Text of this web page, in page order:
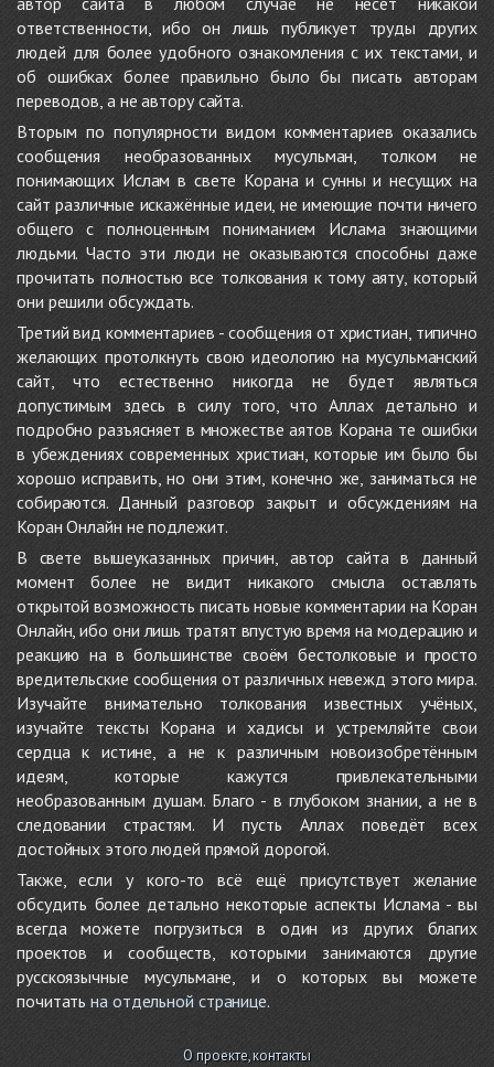
ответственности, ибо он лишь публикует труды других
людей для более удобного ознакомления с их текстами, и
об ошибках более правильно было бы писать авторам
переводов, а не автору сайта.
Вторым по популярности видом комментариев оказались
сообщения необразованных мусульман, толком не
понимающих Ислам в свете Корана и сунны и несущих на
сайт различные искажённые идеи, не имеющие почти ничего
общего с полноценным пониманием Ислама знающими
людьми. Часто эти люди не оказываются способны даже
прочитать полностью все толкования к тому аяту, который
они решили обсуждать.
Третий вид комментариев - сообщения от христиан, типично
желающих протолкнуть свою идеологию на мусульманский
сайт, что естественно никогда не будет являться
допустимым здесь в силу того, что Аллах детально и
подробно разъясняет в множестве аятов Корана те ошибки
в убеждениях современных христиан, которые им было бы
хорошо исправить, но они этим, конечно же, заниматься не
собираются. Данный разговор закрыт и обсуждениям на
Коран Онлайн не подлежит.
В свете вышеуказанных причин, автор сайта в данный
момент более не видит никакого смысла оставлять
открытой возможность писать новые комментарии на Коран
Онлайн, ибо они лишь тратят впустую время на модерацию и
реакцию на в большинстве своём бестолковые и просто
вредительские сообщения от различных невежд этого мира.
Изучайте внимательно толкования известных учёных,
изучайте тексты Корана и хадисы и устремляйте свои
сердца к истине, а не к различным новоизобретённым
идеям, которые кажутся привлекательными
необразованным душам. Благо - в глубоком знании, а не в
следовании страстям. И пусть Аллах поведёт всех
достойных этого людей прямой дорогой.
Также, если у кого-то всё ещё присутствует желание
обсудить более детально некоторые аспекты Ислама - вы
всегда можете погрузиться в один из других благих
проектов и сообществ, которыми занимаются другие
русскоязычные мусульмане, и о которых вы можете
почитатьна отдельной странице.
О проекте, контакты